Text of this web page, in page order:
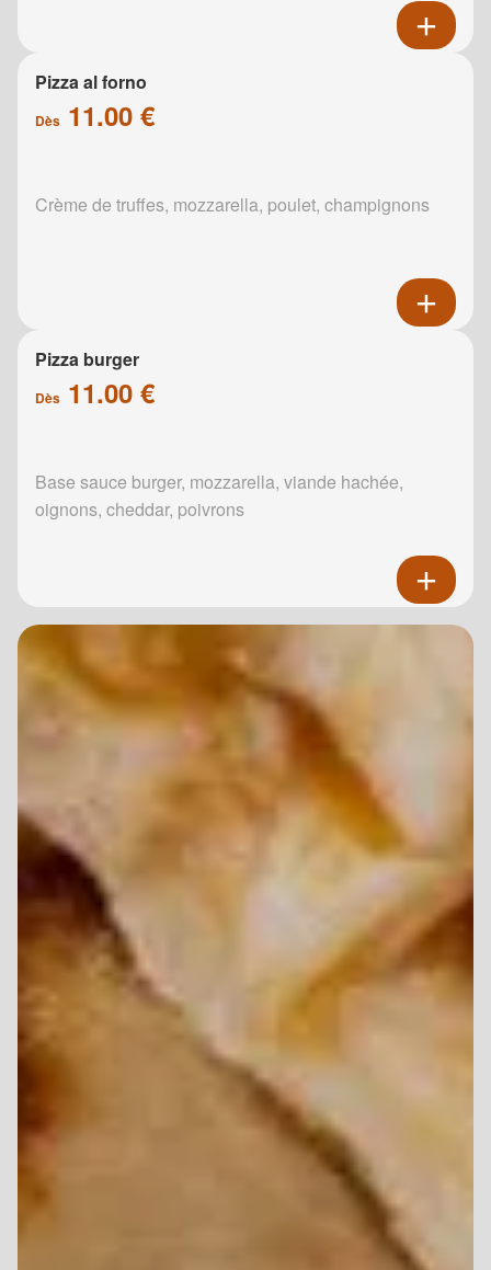
Pizza al forno
Dès 11.00 €
Crème de truffes, mozzarella, poulet, champignons
Pizza burger
Dès 11.00 €
Base sauce burger, mozzarella, viande hachée,
oignons, cheddar, poivrons